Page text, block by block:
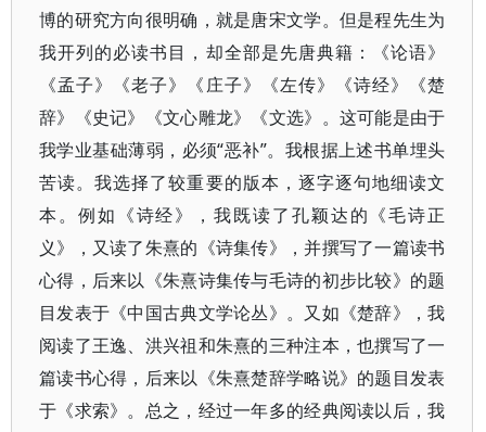
博的研究方向很明确，就是唐宋文学。但是程先生为
我开列的必读书目，却全部是先唐典籍：《论语》
《孟子》《老子》《庄子》《左传》《诗经》《楚
辞》《史记》《文心雕龙》《文选》。这可能是由于
我学业基础薄弱，必须“恶补”。我根据上述书单埋头
苦读。我选择了较重要的版本，逐字逐句地细读文
本。例如《诗经》，我既读了孔颖达的《毛诗正
义》，又读了朱熹的《诗集传》，并撰写了一篇读书
心得，后来以《朱熹诗集传与毛诗的初步比较》的题
目发表于《中国古典文学论丛》。又如《楚辞》，我
阅读了王逸、洪兴祖和朱熹的三种注本，也撰写了一
篇读书心得，后来以《朱熹楚辞学略说》的题目发表
于《求索》。总之，经过一年多的经典阅读以后，我